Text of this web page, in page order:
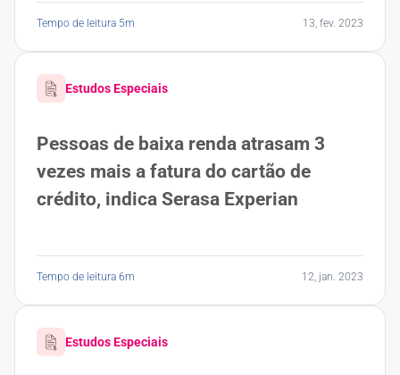
Tempo de leitura 5m 13, fev. 2023
Estudos Especiais
Pessoas de baixa renda atrasam 3
vezes mais a fatura do cartão de
crédito, indica Serasa Experian
Tempo de leitura 6m 12, jan. 2023
Estudos Especiais